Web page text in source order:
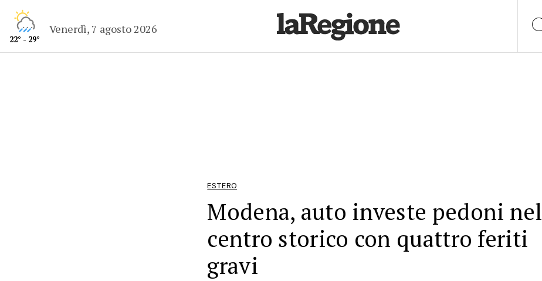
22° - 29°
Venerdì, 7 agosto 2026
ESTERO
Modena, auto investe pedoni nel
centro storico con quattro feriti
gravi